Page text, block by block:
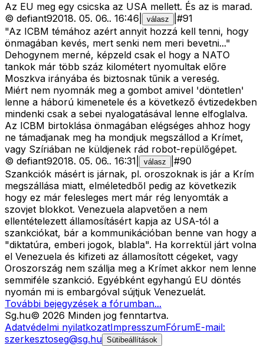
Az EU meg egy csicska az USA mellett. És az is marad.
© defiant92018. 05. 06.. 16:46 válasz #91
"Az ICBM témához azért annyit hozzá kell tenni, hogy
önmagában kevés, mert senki nem meri bevetni..."
Dehogynem merné, képzeld csak el hogy a NATO
tankok már több száz kilométert nyomultak előre
Moszkva irányába és biztosnak tűnik a vereség.
Miért nem nyomnák meg a gombot amivel 'döntetlen'
lenne a háború kimenetele és a következő évtizedekben
mindenki csak a sebei nyalogatásával lenne elfoglalva.
Az ICBM birtoklása önmagában elégséges ahhoz hogy
ne támadjanak meg ha mondjuk megszállod a Krímet,
vagy Szíriában ne küldjenek rád robot-repülőgépet.
© defiant92018. 05. 06.. 16:31 válasz #90
Szankciók másért is járnak, pl. oroszoknak is jár a Krím
megszállása miatt, elméletedből pedig az következik
hogy ez már felesleges mert már rég lenyomták a
szovjet blokkot. Venezuela alapvetően a nem
ellentételezett államosításért kapja az USA-tól a
szankciókat, bár a kommunikációban benne van hogy a
"diktatúra, emberi jogok, blabla". Ha korrektül járt volna
el Venezuela és kifizeti az államosított cégeket, vagy
Oroszország nem szállja meg a Krímet akkor nem lenne
semmiféle szankció. Egyébként egyhangú EU döntés
nyomán mi is embargóval sújtjuk Venezuelát.
További bejegyzések a fórumban...
Sg.hu© 2026 Minden jog fenntartva.
Adatvédelmi nyilatkozatImpresszumFórumE-mail:
szerkesztoseg@sg.hu Sütibeállítások